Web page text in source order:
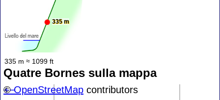
335 m
335 m ≈ 1099 ft
Quatre Bornes sulla mappa
+−
©OpenStreetMap contributors